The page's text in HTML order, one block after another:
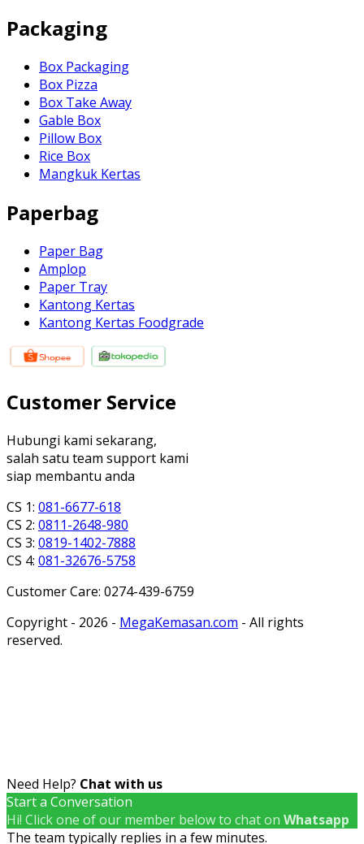
Packaging
Box Packaging
Box Pizza
Box Take Away
Gable Box
Pillow Box
Rice Box
Mangkuk Kertas
Paperbag
Paper Bag
Amplop
Paper Tray
Kantong Kertas
Kantong Kertas Foodgrade
Customer Service
Hubungi kami sekarang,
salah satu team support kami
siap membantu anda
CS 1: 081-6677-618
CS 2: 0811-2648-980
CS 3: 0819-1402-7888
CS 4: 081-32676-5758
Customer Care: 0274-439-6759
Copyright - 2026 - MegaKemasan.com - All rights
reserved.
Need Help? Chat with us
Start a Conversation
Hi! Click one of our member below to chat on Whatsapp
The team typically replies in a few minutes.